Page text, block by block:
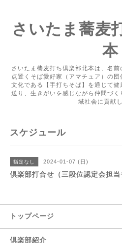
さいたま蕎麦
本
さいたま蕎麦打ち倶楽部北本は、名
点置くそば愛好家（アマチュア）の
文化である【手打ちそば】を通じて
送り、生きがいを感じながら仲間づ
域社会に貢献し
スケジュール
指定なし 2024-01-07 (日)
倶楽部打合せ（三段位認定会担当
トップページ
倶楽部紹介